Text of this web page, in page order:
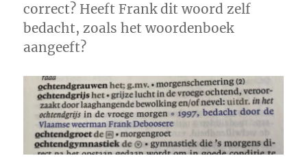
correct? Heeft Frank dit woord zelf
bedacht, zoals het woordenboek
aangeeft?